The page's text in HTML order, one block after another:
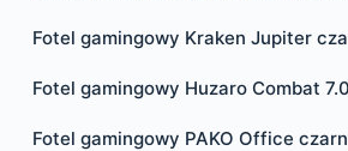
Fotel gamingowy Kraken Jupiter
Fotel gamingowy Huzaro Combat
Fotel gamingowy PAKO Office